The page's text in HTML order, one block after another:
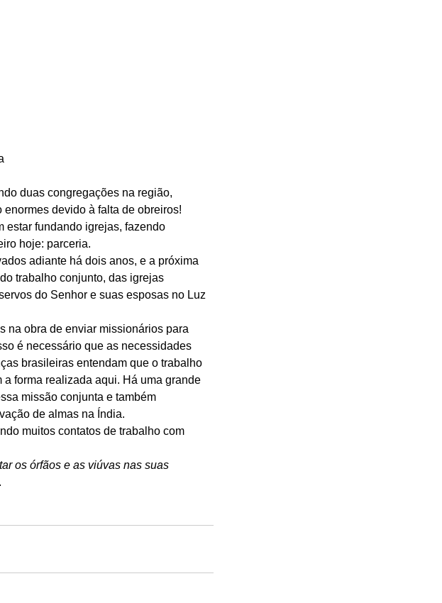
duas congregações na região,
devido à falta de obreiros!
estar fundando igrejas, fazendo
hoje: parceria.
adiante há dois anos, e a próxima
trabalho conjunto, das igrejas
do Senhor e suas esposas no Luz
na obra de enviar missionários para
é necessário que as necessidades
brasileiras entendam que o trabalho
forma realizada aqui. Há uma grande
missão conjunta e também
de almas na Índia.
muitos contatos de trabalho com
os órfãos e as viúvas nas suas